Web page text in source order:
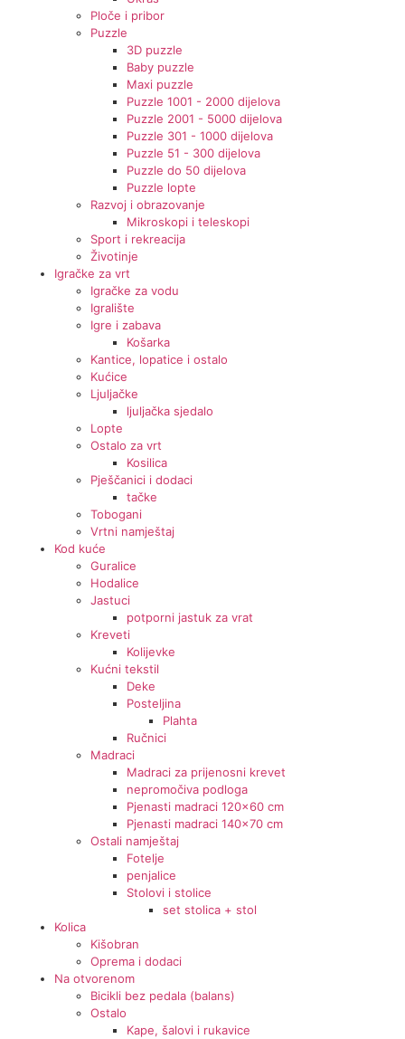
Ploče i pribor
Puzzle
3D puzzle
Baby puzzle
Maxi puzzle
Puzzle 1001 - 2000 dijelova
Puzzle 2001 - 5000 dijelova
Puzzle 301 - 1000 dijelova
Puzzle 51 - 300 dijelova
Puzzle do 50 dijelova
Puzzle lopte
Razvoj i obrazovanje
Mikroskopi i teleskopi
Sport i rekreacija
Životinje
Igračke za vrt
Igračke za vodu
Igralište
Igre i zabava
Košarka
Kantice, lopatice i ostalo
Kućice
Ljuljačke
ljuljačka sjedalo
Lopte
Ostalo za vrt
Kosilica
Pješčanici i dodaci
tačke
Tobogani
Vrtni namještaj
Kod kuće
Guralice
Hodalice
Jastuci
potporni jastuk za vrat
Kreveti
Kolijevke
Kućni tekstil
Deke
Posteljina
Plahta
Ručnici
Madraci
Madraci za prijenosni krevet
nepromočiva podloga
Pjenasti madraci 120x60 cm
Pjenasti madraci 140x70 cm
Ostali namještaj
Fotelje
penjalice
Stolovi i stolice
set stolica + stol
Kolica
Kišobran
Oprema i dodaci
Na otvorenom
Bicikli bez pedala (balans)
Ostalo
Kape, šalovi i rukavice